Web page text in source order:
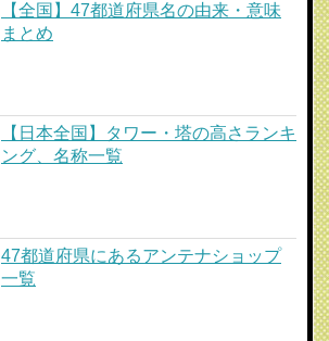
【全国】47都道府県名の由来・意味
まとめ
【日本全国】タワー・塔の高さランキ
ング、名称一覧
47都道府県にあるアンテナショップ
一覧